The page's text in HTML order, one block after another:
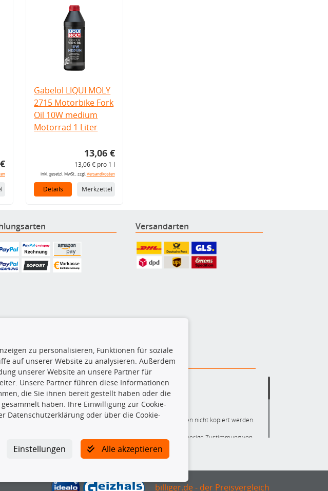
Gabelöl LIQUI MOLY
2715 Motorbike Fork
Oil 10W medium
Motorrad 1 Liter
13,06 €
13,06 € pro 1 l
inkl. gesetzl. MwSt., zzgl. Versandkosten
Details Merkzettel
Versandarten
Inside
angezeigten Daten insbesondere die gesamte Datenbank dürfen nicht kopiert werden.
ist zu unterlassen, die Daten oder die gesamte Datenbank ohne vorherige Zustimmung von
zu vervielfältigen, zu verbreiten und/oder diese Handlungen durch Dritte ausführen zu
Ein Zuwiderhandeln stellt eine Urheberrechtsverletzung dar und wird verfolgt.
prüfen Sie, ob das über unseren Onlineshop identifizierte Ersatzteil auch tatsächlich dem
Ersatzteil entspricht.
zu personalisieren, Funktionen für soziale
auf unserer Website zu analysieren. Außerdem
unserer Website an unsere Partner für
Unsere Partner führen diese Informationen
die Sie ihnen bereit gestellt haben oder die
haben. Ihre Einwilligung zur Cookie-
Datenschutzerklärung oder über die Cookie-
Alle akzeptieren
Einstellungen